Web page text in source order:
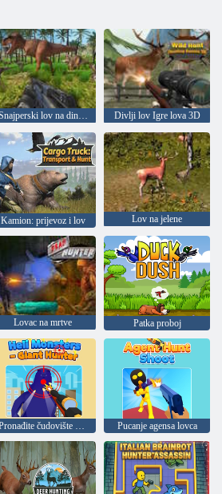
Snajperski lov na dinosaure Divlji lov Igre lova 3D
Kamion: prijevoz i lov Lov na jelene
Lovac na mrtve Patka proboj
Pronađite čudovište Lov na diva Pucanje agensa lovca